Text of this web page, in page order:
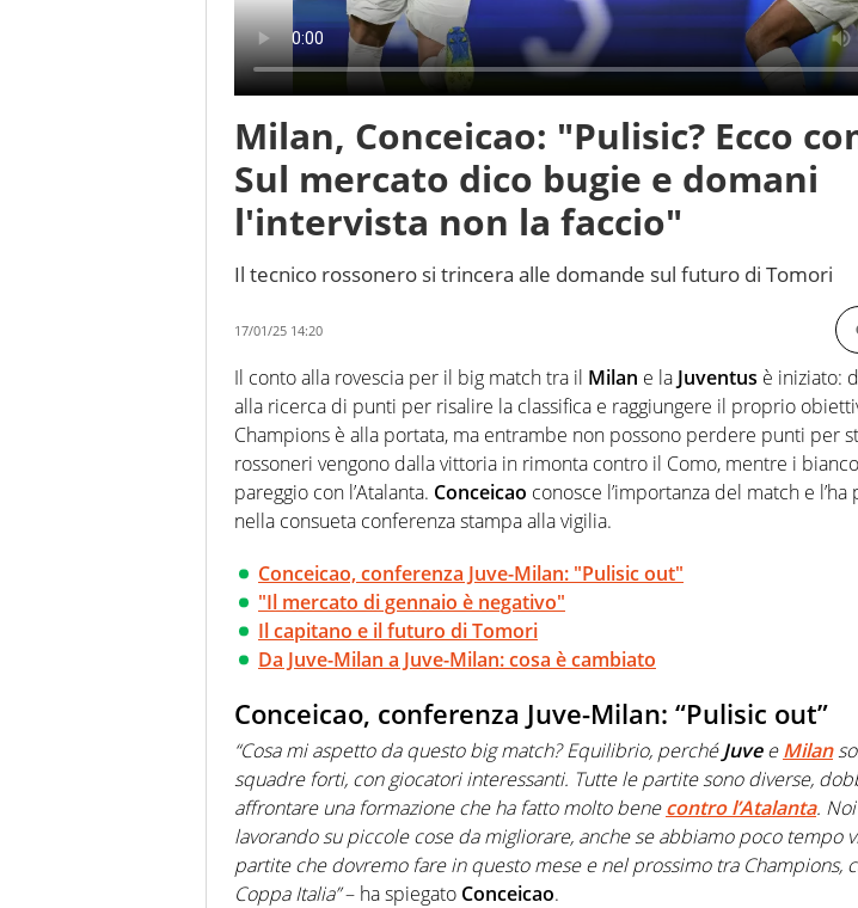
Milan, Conceicao: "Pulisic? Ecco
Sul mercato dico bugie e domani
l'intervista non la faccio"
Il tecnico rossonero si trincera alle domande sul futuro di Tomori
17/01/25 14:20
Il conto alla rovescia per il big match tra il Milan e la Juventus è iniziato:
alla ricerca di punti per risalire la classifica e raggiungere il proprio
Champions è alla portata, ma entrambe non possono perdere punti per
rossoneri vengono dalla vittoria in rimonta contro il Como, mentre i
pareggio con l’Atalanta. Conceicao conosce l’importanza del match e
nella consueta conferenza stampa alla vigilia.
Conceicao, conferenza Juve-Milan: "Pulisic out"
"Il mercato di gennaio è negativo"
Il capitano e il futuro di Tomori
Da Juve-Milan a Juve-Milan: cosa è cambiato
Conceicao, conferenza Juve-Milan: “Pulisic out”
“Cosa mi aspetto da questo big match? Equilibrio, perchéJuveeMilan
squadre forti, con giocatori interessanti. Tutte le partite sono diverse,
affrontare una formazione che ha fatto molto benecontro l’Atalanta.
lavorando su piccole cose da migliorare, anche se abbiamo poco tempo
partite che dovremo fare in questo mese e nel prossimo tra Champions,
Coppa Italia”– ha spiegato Conceicao.